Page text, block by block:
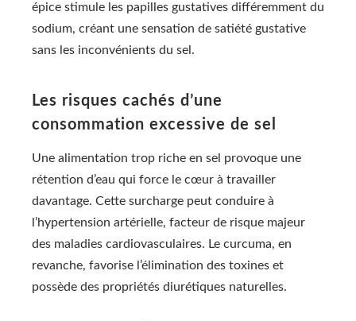
épice stimule les papilles gustatives différemment du
sodium, créant une sensation de satiété gustative
sans les inconvénients du sel.
Les risques cachés d’une
consommation excessive de sel
Une alimentation trop riche en sel provoque une
rétention d’eau qui force le cœur à travailler
davantage. Cette surcharge peut conduire à
l’hypertension artérielle, facteur de risque majeur
des maladies cardiovasculaires. Le curcuma, en
revanche, favorise l’élimination des toxines et
possède des propriétés diurétiques naturelles.